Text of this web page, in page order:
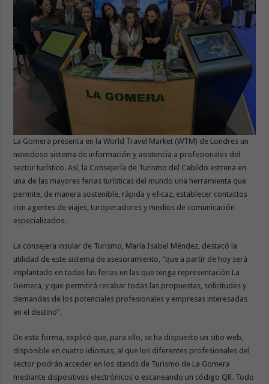
La Gomera presenta en la World Travel Market (WTM) de Londres un
novedoso sistema de información y asistencia a profesionales del
sector turístico. Así, la Consejería de Turismo del Cabildo estrena en
una de las mayores ferias turísticas del mundo una herramienta que
permite, de manera sostenible, rápida y eficaz, establecer contactos
con agentes de viajes, turoperadores y medios de comunicación
especializados.
La consejera insular de Turismo, María Isabel Méndez, destacó la
utilidad de este sistema de asesoramiento, “que a partir de hoy será
implantado en todas las ferias en las que tenga representación La
Gomera, y que permitirá recabar todas las propuestas, solicitudes y
demandas de los potenciales profesionales y empresas interesadas
en el destino”.
De esta forma, explicó que, para ello, se ha dispuesto un sitio web,
disponible en cuatro idiomas, al que los diferentes profesionales del
sector podrán acceder en los stands de Turismo de La Gomera
mediante dispositivos electrónicos o escaneando un código QR. Todo